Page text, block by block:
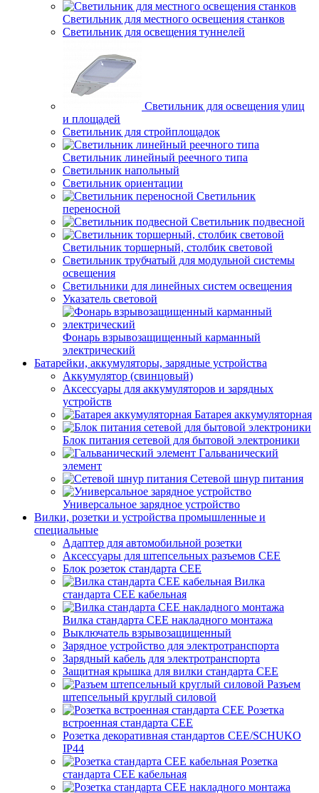
Светильник для местного освещения станков
Светильник для освещения туннелей
Светильник для освещения улиц
и площадей
Светильник для стройплощадок
Светильник линейный реечного типа
Светильник напольный
Светильник ориентации
Светильник
переносной
Светильник подвесной
Светильник торшерный, столбик световой
Светильник трубчатый для модульной системы
освещения
Светильники для линейных систем освещения
Указатель световой
Фонарь взрывозащищенный карманный
электрический
Батарейки, аккумуляторы, зарядные устройства
Аккумулятор (свинцовый)
Аксессуары для аккумуляторов и зарядных
устройств
Батарея аккумуляторная
Блок питания сетевой для бытовой электроники
Гальванический
элемент
Сетевой шнур питания
Универсальное зарядное устройство
Вилки, розетки и устройства промышленные и
специальные
Адаптер для автомобильной розетки
Аксессуары для штепсельных разъемов CEE
Блок розеток стандарта CEE
Вилка
стандарта CEE кабельная
Вилка стандарта CEE накладного монтажа
Выключатель взрывозащищенный
Зарядное устройство для электротранспорта
Зарядный кабель для электротранспорта
Защитная крышка для вилки стандарта CEE
Разъем
штепсельный круглый силовой
Розетка
встроенная стандарта CEE
Розетка декоративная стандартов CEE/SCHUKO
IP44
Розетка
стандарта СЕЕ кабельная